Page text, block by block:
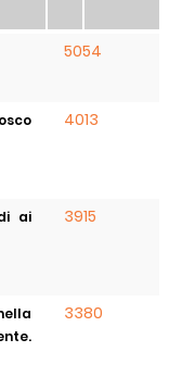
5054
4013
ai
3915
3380